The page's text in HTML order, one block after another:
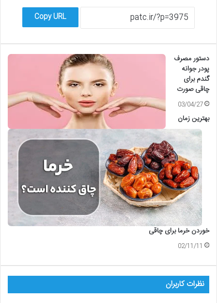
Copy URL
دستور مصرف
پودر جوانه
گندم برای
چاقی صورت
03/04/27
بهترین زمان
خوردن خرما برای چاقی
02/11/11
نظرات کاربران